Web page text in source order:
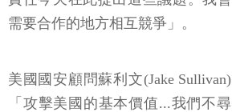
需要合作的地方相互競爭」。
美國國安顧問蘇利文(Jake
「攻擊美國的基本價值...我們不